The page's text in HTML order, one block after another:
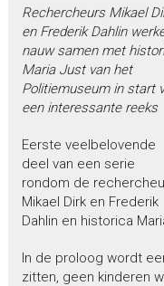
Rechercheurs Mikael
en Frederik Dahlin
nauw samen met
Maria Just van het
Politiemuseum in start
een interessante reeks
Eerste veelbelovende
deel van een serie
rondom de
Mikael Dirk en Frederik
Dahlin en historica
In de proloog wordt
zitten, geen kinderen